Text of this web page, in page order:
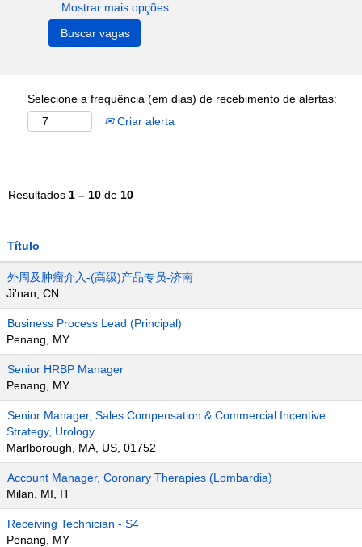
Mostrar mais opções
Selecione a frequência (em dias) de recebimento de alertas:
Criar alerta
Resultados 1 – 10 de 10
Título
外周及肿瘤介入-(高级)产品专员-济南
Ji'nan, CN
Business Process Lead (Principal)
Penang, MY
Senior HRBP Manager
Penang, MY
Senior Manager, Sales Compensation & Commercial Incentive
Strategy, Urology
Marlborough, MA, US, 01752
Account Manager, Coronary Therapies (Lombardia)
Milan, MI, IT
Receiving Technician - S4
Penang, MY